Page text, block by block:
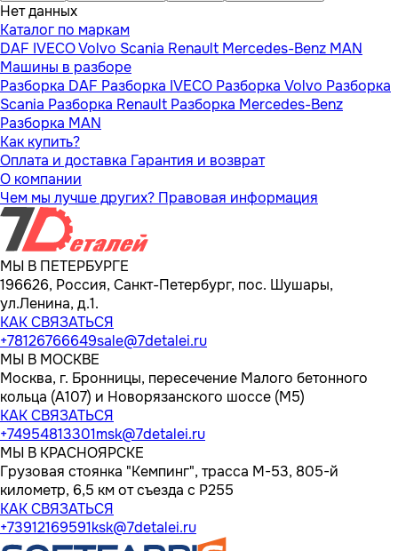
Нет данных
Каталог по маркам
DAF IVECOVolvo Scania Renault Mercedes-Benz MAN
Машины в разборе
Разборка DAF Разборка IVECO Разборка Volvo Разборка
Scania Разборка Renault Разборка Mercedes-Benz
Разборка MAN
Как купить?
Оплата и доставка Гарантия и возврат
О компании
Чем мы лучше других? Правовая информация
МЫ В ПЕТЕРБУРГЕ
196626, Россия, Санкт-Петербург, пос. Шушары,
ул.Ленина, д.1.
КАК СВЯЗАТЬСЯ
+78126766649sale@7detalei.ru
МЫ В МОСКВЕ
Москва, г. Бронницы, пересечение Малого бетонного
кольца (А107) и Новорязанского шоссе (М5)
КАК СВЯЗАТЬСЯ
+74954813301msk@7detalei.ru
МЫ В КРАСНОЯРСКЕ
Грузовая стоянка "Кемпинг", трасса M-53, 805-й
километр, 6,5 км от съезда с Р255
КАК СВЯЗАТЬСЯ
+73912169591ksk@7detalei.ru